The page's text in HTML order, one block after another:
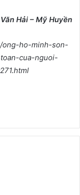
Văn Hải – Mỹ Huyền
ong-ho-minh-son-
cua-nguoi-